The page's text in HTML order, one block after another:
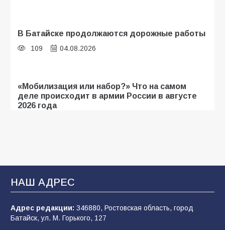
В Батайске продолжаются дорожные работы
109 04.08.2026
«Мобилизация или набор?» Что на самом
деле происходит в армии России в августе
2026 года
мастер-класс «Бумажный парашют» ко Дню
ВДВ
109 03.08.2026
НАШ АДРЕС
Адрес редакции: 346880, Ростовская область, город
Батайск, ул. М. Горького, 127